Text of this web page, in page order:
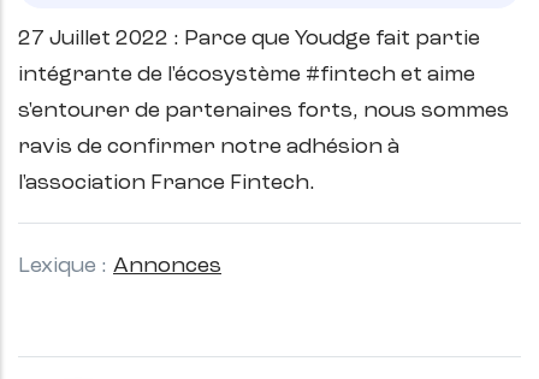
27 Juillet 2022 : Parce que Youdge fait partie
intégrante de l'écosystème #fintech et aime
s'entourer de partenaires forts, nous sommes
ravis de confirmer notre adhésion à
l'association France Fintech.
Lexique Annonces